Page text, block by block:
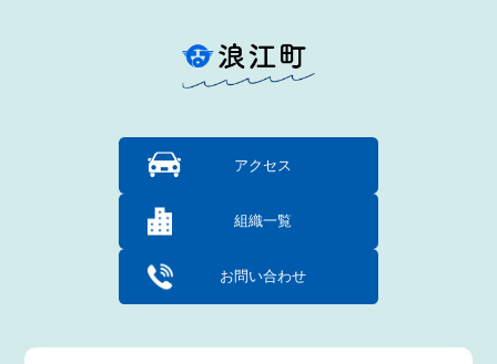
アクセス
組織一覧
お問い合わせ